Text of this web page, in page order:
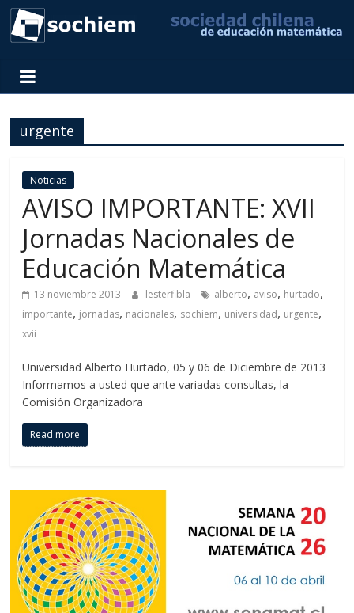
SOCHIEM
Sociedad
Chilena
de
Matemática
urgente
Noticias
AVISO IMPORTANTE: XVII
Jornadas Nacionales de
Educación Matemática
13 noviembre 2013 lesterfibla alberto, aviso, hurtado,
importante, jornadas, nacionales, sochiem, universidad, urgente,
xvii
Universidad Alberto Hurtado, 05 y 06 de Diciembre de 2013
Informamos a usted que ante variadas consultas, la
Comisión Organizadora
Read more